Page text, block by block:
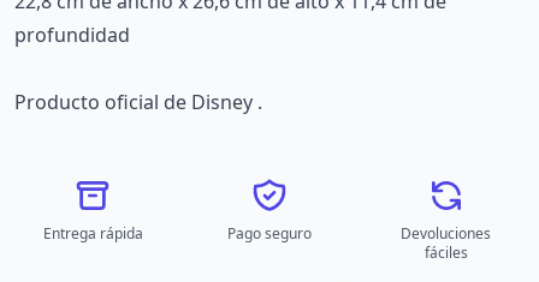
profundidad
Producto oficial de Disney .
Entrega rápida Pago seguro
Devoluciones
fáciles